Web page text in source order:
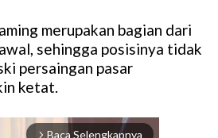
merupakan bagian dari
sehingga posisinya tidak
persaingan pasar
ketat.
arrow_forward_ios Baca Selengkapnya